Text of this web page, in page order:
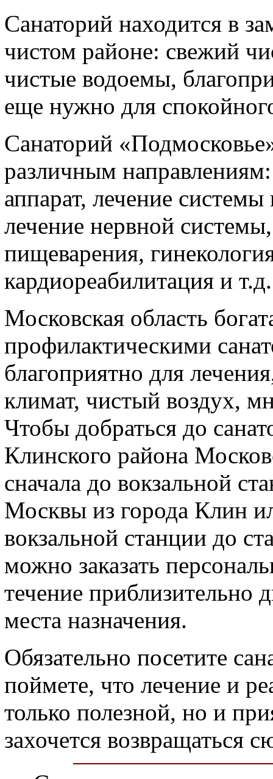
Санаторий находится в
чистом районе: свежий
чистые водоемы,
еще нужно для
Санаторий
различным
аппарат, лечение
лечение нервной
пищеварения,
кардиореабилитация и т.д.
Московская область
профилактическими
благоприятно для
климат, чистый воздух,
Чтобы добраться до
Клинского района
сначала до вокзальной
Москвы из города Клин
вокзальной станции до
можно заказать
течение приблизительно
места назначения.
Обязательно посетите
поймете, что лечение и
только полезной, но и
захочется возвращаться